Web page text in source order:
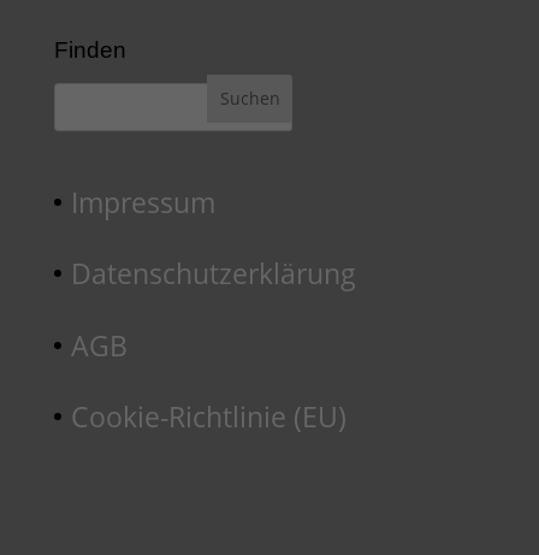
Finden
Impressum
Datenschutzerklärung
AGB
Cookie-Richtlinie (EU)